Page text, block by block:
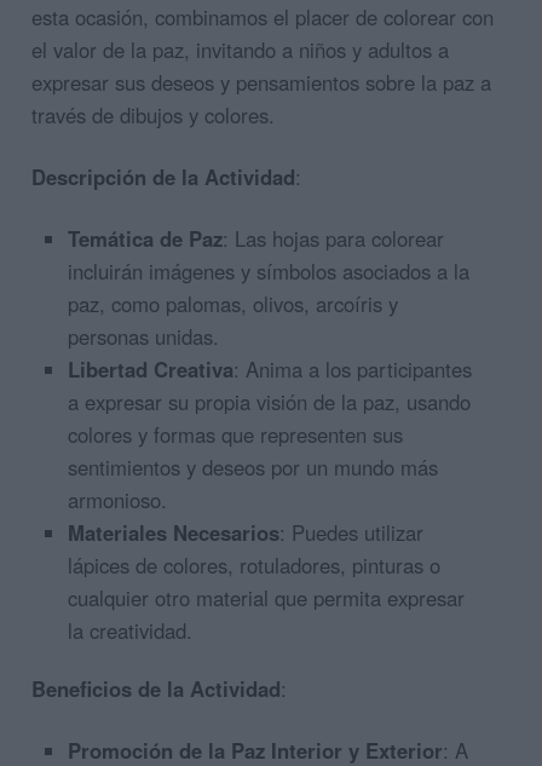
esta ocasión, combinamos el placer de colorear con
el valor de la paz, invitando a niños y adultos a
expresar sus deseos y pensamientos sobre la paz a
través de dibujos y colores.
Descripción de la Actividad:
Temática de Paz: Las hojas para colorear
incluirán imágenes y símbolos asociados a la
paz, como palomas, olivos, arcoíris y
personas unidas.
Libertad Creativa: Anima a los participantes
a expresar su propia visión de la paz, usando
colores y formas que representen sus
sentimientos y deseos por un mundo más
armonioso.
Materiales Necesarios: Puedes utilizar
lápices de colores, rotuladores, pinturas o
cualquier otro material que permita expresar
la creatividad.
Beneficios de la Actividad:
Promoción de la Paz Interior y Exterior: A